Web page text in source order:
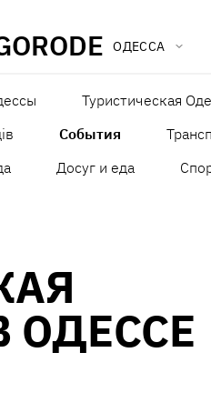
ОДЕССА
Туристическая
События
Досуг и еда
ОДЕССЕ